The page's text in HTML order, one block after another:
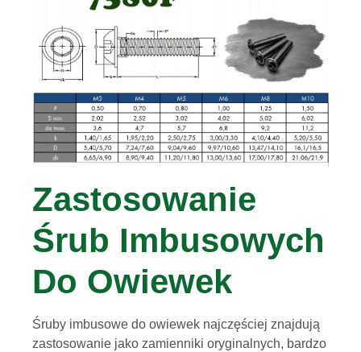
Zastosowanie
Śrub Imbusowych
Do Owiewek
Śruby imbusowe do owiewek najczęściej znajdują
zastosowanie jako zamienniki oryginalnych, bardzo